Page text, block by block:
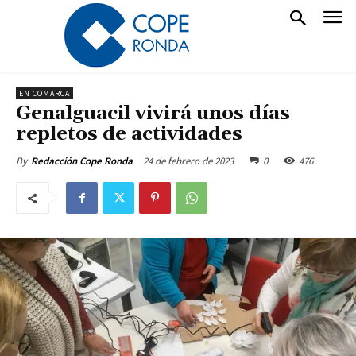
EN COMARCA
Genalguacil vivirá unos días
repletos de actividades
By Redacción Cope Ronda 24 de febrero de 2023 0 476